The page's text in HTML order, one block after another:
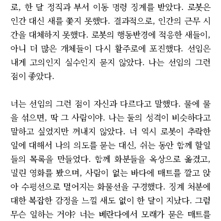
로, 한 달 정직과 부서 이동 명령 징계를 받았다. 로봇은
인간 대신 새를 쫓지 못했다. 결과적으로, 인간의 근무 시
간을 대체하지 못했다. 로봇의 행동반경에 적응한 새들이,
아니 더 많은 개체들이 다시 활주로에 포진했다. 선임은
내게 고의인지 실수인지 묻지 않았다. 나는 선임의 그런
점이 좋았다.
너는 선임의 그런 점이 자신과 다르다고 말했다. 물에 물
을 섞으면, 딱 그 사람이야. 나는 둘의 성격이 비슷하다고
말하고 싶었지만 꺼내지 않았다. 너 역시 로봇이 추락한
일에 대해서 나의 의도를 묻는 대신, 쉬는 동안 함께 할일
들의 목록을 만들었다. 함께 화분들을 옥상으로 옮겼고,
밀린 영화를 봤으며, 사람이 없는 바다에 매트를 깔고 앉
아 수평선으로 멀어지는 화물선을 구경했다. 징계 처분에
대한 복잡한 감정을 느낄 새도 없이 한 달이 지났다. 그럼
무슨 일하는 거야? 너는 베란다에서 모래가 묻은 매트를